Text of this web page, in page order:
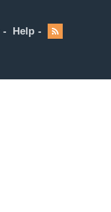
Help